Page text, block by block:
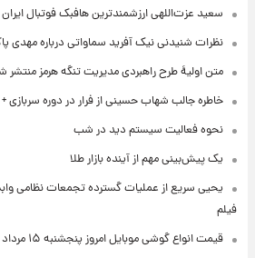
سعید عزت‌اللهی ارزشمندترین هافبک فوتبال ایران
نظرات شنیدنی نیک آفرید سماواتی درباره مهدی
متن اولیۀ طرح راهبردی مدیریت تنگه هرمز منتشر
خاطره جالب شهاب حسینی از فرار در دوره سربازی
نحوه فعالیت سیستم دید در شب
یک پیش‌بینی مهم از آینده بازار طلا
یحیی سریع از عملیات گسترده تجمعات نظامی
فیلم
قیمت انواع گوشی موبایل امروز پنجشنبه ۱۵ مرداد ۱۴۰۵ + جدول